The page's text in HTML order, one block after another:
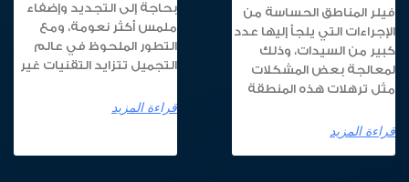
فيلر المناطق الحساسة من
الإجراءات التي يلجأ إليها عدد
كبير من السيدات، وذلك
لمعالجة بعض المشكلات
مثل ترهلات هذه المنطقة
قراءة المزيد
بحاجة إلى التجديد وإضفاء
ملمس أكثر نعومة، ومع
التطور الملحوظ في عالم
التجميل تتزايد التقنيات غير
قراءة المزيد